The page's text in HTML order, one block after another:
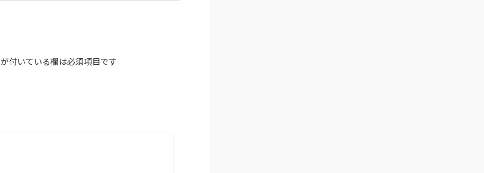
が付いている欄は必須項目です